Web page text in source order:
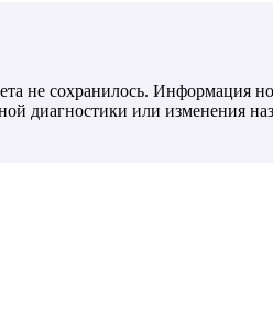
не сохранилось. Информация
диагностики или изменения